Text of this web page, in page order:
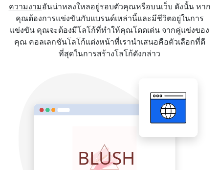
ความงามอันน่าหลงใหลอยู่รอบตัวคุณหรือบนเว็บ ดังนั้น หาก
คุณต้องการแข่งขันกับแบรนด์เหล่านี้และมีชีวิตอยู่ในการ
แข่งขัน คุณจะต้องมีโลโก้ที่ทำให้คุณโดดเด่น จากคู่แข่งของ
คุณ คอลเลกชันโลโก้แต่งหน้าที่เรานำเสนอคือตัวเลือกที่ดี
ที่สุดในการสร้างโลโก้ดังกล่าว